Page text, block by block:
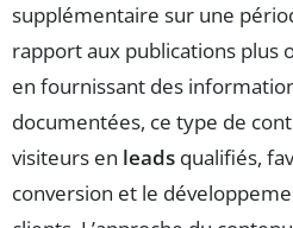
supplémentaire sur une
rapport aux publications plus
en fournissant des
documentées, ce type de
visiteurs en leads qualifiés,
conversion et le